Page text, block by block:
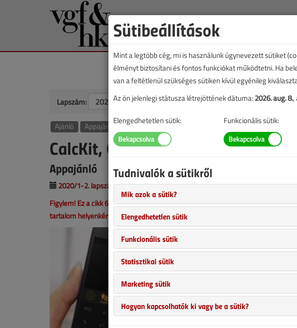
Lapszám:
Ajánló Appajánló
CalcKit, Geometryx, Metalweight
Appajánló
2020/1-2. lapszám| Papp Tibor |
8255 |
Figylem! Ez a cikk 6 éve frissült utoljára. A benne szereplő információk mára
tartalom helyenként hiányos lehet (képek, táblázatok stb.).
Sütibeállítások
Mint a legtöbb cég, mi is használunk úgynevezett sütiket
élményt biztosítani és fontos funkciókat működtetni. Ha
van a feltétlenül szükséges sütiken kívül egyénileg
Az ön jelenlegi státusza létrejöttének dátuma:2026. aug. 8.,
Elengedhetetlen sütik: Funkcionális sütik:
Tudnivalók a sütikről
Mik azok a sütik?
Elengedhetetlen sütik
Funkcionális sütik
Statisztikai sütik
Marketing sütik
Hogyan kapcsolhatók ki vagy be a sütik?